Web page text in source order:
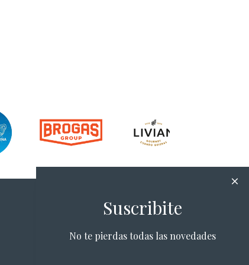
Suscribite
No te pierdas todas las novedades